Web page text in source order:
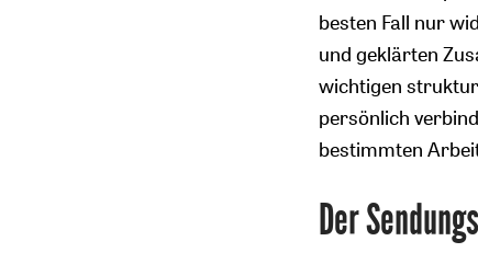
besten Fall nur
und geklärten
wichtigen
persönlich
bestimmten
Der